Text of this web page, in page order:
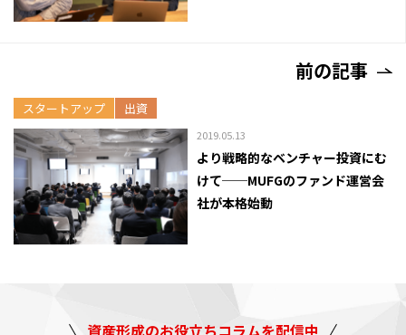
前の記事
スタートアップ 出資
2019.05.13
より戦略的なベンチャー投資にむ
けて──MUFGのファンド運営会
社が本格始動